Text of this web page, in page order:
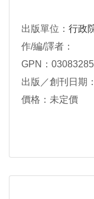
出版單位： 行政
作/編/譯者：
GPN：
出版／創刊日期
價格：未定價